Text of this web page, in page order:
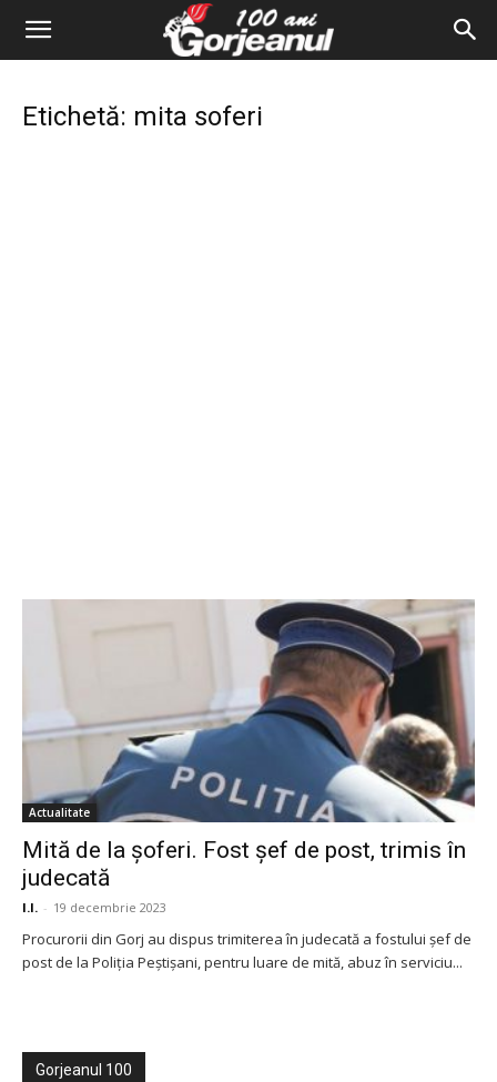
Etichetă: mita soferi
Actualitate
Mită de la șoferi. Fost șef de post, trimis în
judecată
I.I. - 19 decembrie 2023
Procurorii din Gorj au dispus trimiterea în judecată a fostului șef de
post de la Poliția Peștișani, pentru luare de mită, abuz în serviciu...
Gorjeanul 100